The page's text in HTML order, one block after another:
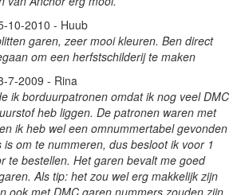
10-2010 - Huub
garen, zeer mooi kleuren. Ben direct
om een herfstschilderij te maken
7-2009 - Rina
ik borduurpatronen omdat ik nog veel DMC
heb liggen. De patronen waren met
ik heb wel een omnummertabel gevonden
is om te nummeren, dus besloot ik voor 1
te bestellen. Het garen bevalt me goed
Als tip: het zou wel erg makkelijk zijn
ook met DMC garen nummers zouden zijn.